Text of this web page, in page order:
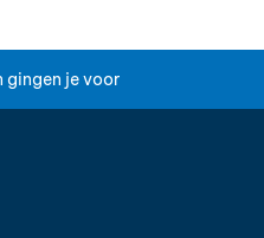
gingen je voor